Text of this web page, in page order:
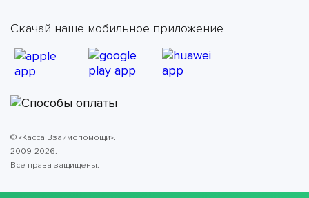
Скачай наше мобильное приложение
© «Касса Взаимопомощи».
2009-2026.
Все права защищены.